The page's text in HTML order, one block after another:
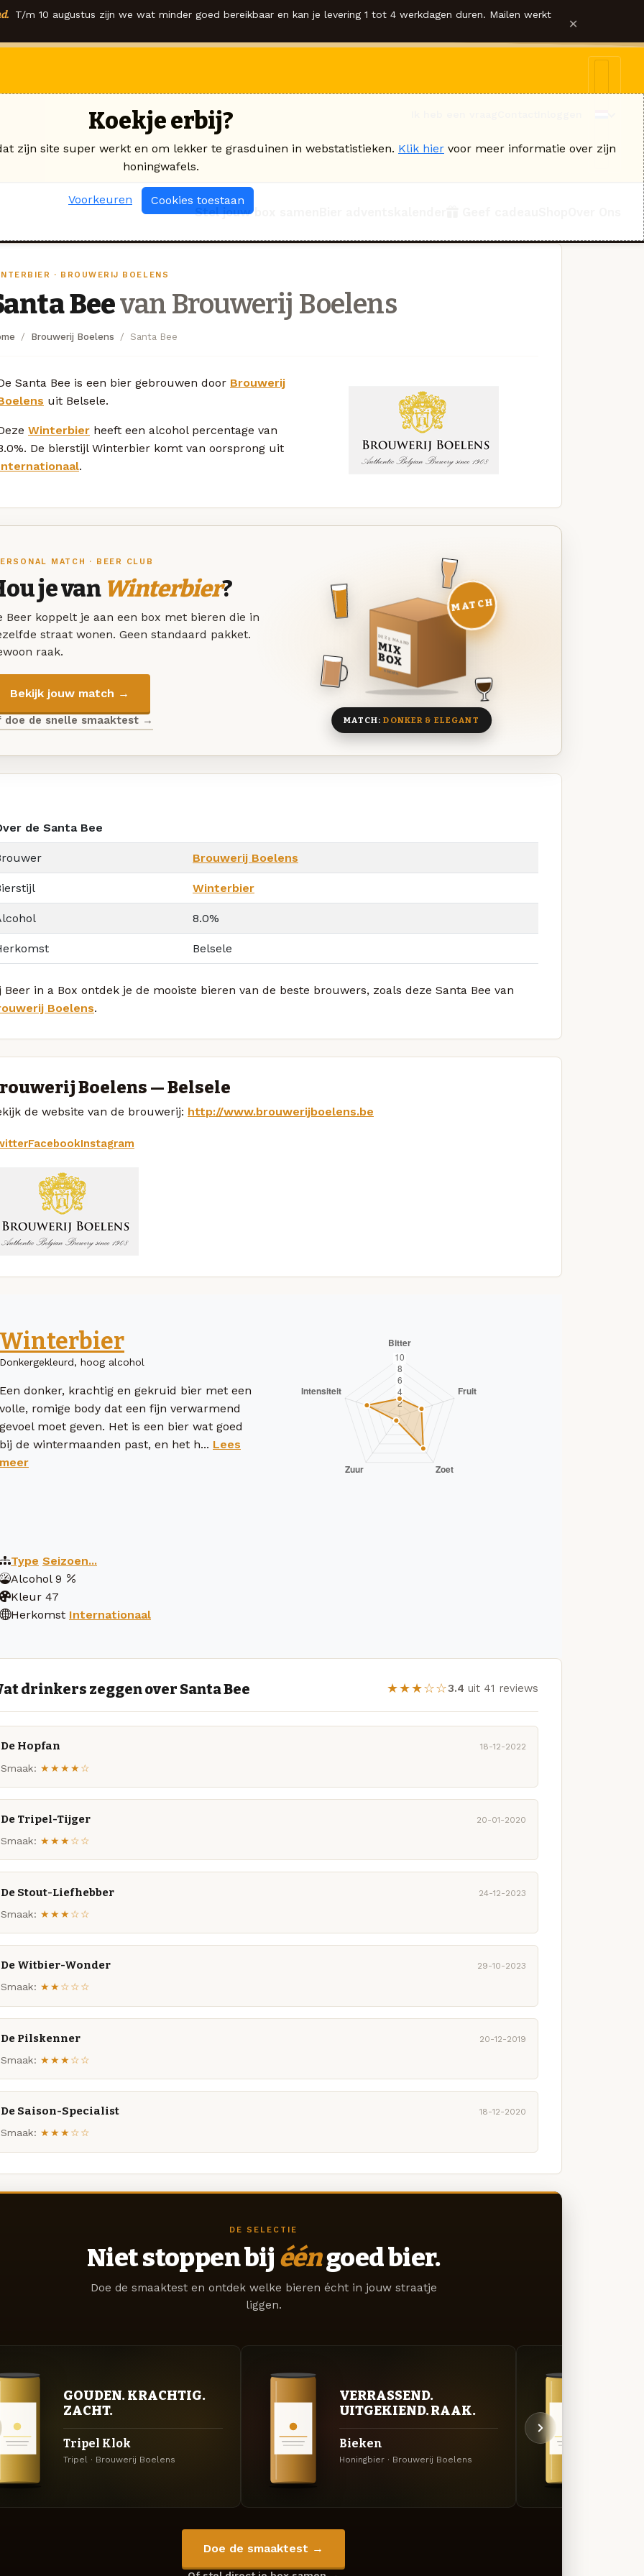
T/m 10 augustus zijn we wat minder goed bereikbaar en kan je levering 1 tot 4 werkdagen duren. Mailen werkt ×
Stel jouw box samen
· BROUWERIJ BOELENS
Beevan Brouwerij Boelens
Brouwerij Boelens Santa Bee
Santa Bee is een bier gebrouwen door Brouwerij
uit Belsele.
Winterbier heeft een alcohol percentage van
De bierstijl Winterbier komt van oorsprong uit
.
MATCH · BEER CLUB
je van Winterbier?
Beer koppelt je aan een box met bieren die in
straat wonen. Geen standaard pakket.
raak.
Bekijk jouw match →
doe de snelle smaaktest →
DEZE MAAND
MIX
BOX
8 BIEREN
MATCH
MATCH:DONKER & ELEGANT
de Santa Bee
Brouwerij Boelens
Winterbier
8.0%
Belsele
Beer in a Box ontdek je de mooiste bieren van de beste brouwers, zoals deze Santa Bee van
Boelens.
Boelens — Belsele
de website van de brouwerij: http://www.brouwerijboelens.be
FacebookInstagram
Winterbier
Donkergekleurd, hoog alcohol
Een donker, krachtig en gekruid bier met een
volle, romige body dat een fijn verwarmend
gevoel moet geven. Het is een bier wat goed
bij de wintermaanden past, en het h... Lees
meer
Type Seizoen...
Alcohol 9
Kleur 47
Herkomst Internationaal
drinkers zeggen over Santa Bee ★★★☆☆3.4 uit 41 reviews
De Hopfan 18-12-2022
Smaak: ★★★★☆
De Tripel-Tijger 20-01-2020
Smaak: ★★★☆☆
De Stout-Liefhebber 24-12-2023
Smaak: ★★★☆☆
De Witbier-Wonder 29-10-2023
Smaak: ★★☆☆☆
De Pilskenner 20-12-2019
Smaak: ★★★☆☆
De Saison-Specialist 18-12-2020
Smaak: ★★★☆☆
DE SELECTIE
Niet stoppen bij ééngoed bier.
Doe de smaaktest en ontdek welke bieren écht in jouw straatje
liggen.
GOUDEN. KRACHTIG.
ZACHT.
Tripel Klok
Tripel · Brouwerij Boelens
VERRASSEND.
UITGEKIEND. RAAK.
Bieken
Honingbier · Brouwerij Boelens
Doe de smaaktest →
Koekje erbij?
zijn site super werkt en om lekker te grasduinen in webstatistieken. Klik hier voor meer informatie over zijn
honingwafels.
Voorkeuren Cookies toestaan